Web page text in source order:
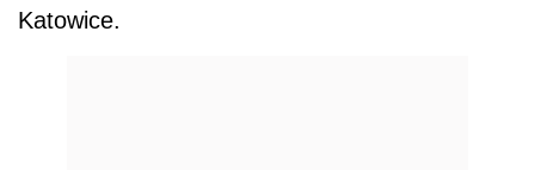
Katowice.